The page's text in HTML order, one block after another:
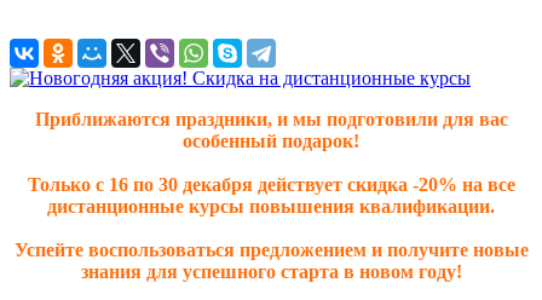
Приближаются праздники, и мы подготовили для вас
особенный подарок!
Только с 16 по 30 декабря действует скидка -20% на все
дистанционные курсы повышения квалификации.
Успейте воспользоваться предложением и получите новые
знания для успешного старта в новом году!